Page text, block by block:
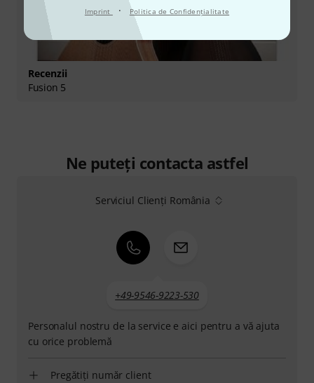
Imprint · Politica de Confidenţialitate
Recenzii
Fusion 5
Ne puteți contacta astfel
Serviciul Clienți România
+49-9546-9223-530
Personalul nostru de la service e aici pentru a vă ajuta
cu orice problemă
Pregătiți număr client